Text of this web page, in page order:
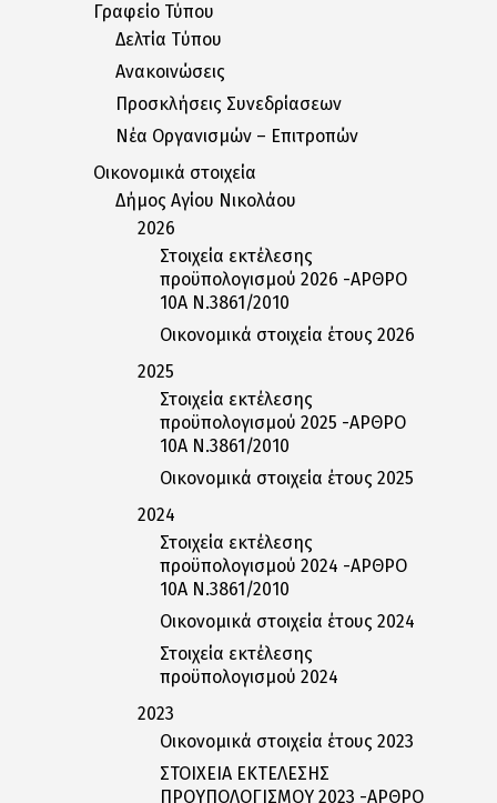
Γραφείο Τύπου
Δελτία Tύπου
Ανακοινώσεις
Προσκλήσεις Συνεδρίασεων
Nέα Oργανισμών – Eπιτροπών
Οικονομικά στοιχεία
Δήμος Αγίου Νικολάου
2026
Στοιχεία εκτέλεσης
προϋπολογισμού 2026 -ΑΡΘΡΟ
10Α Ν.3861/2010
Οικονομικά στοιχεία έτους 2026
2025
Στοιχεία εκτέλεσης
προϋπολογισμού 2025 -ΑΡΘΡΟ
10Α Ν.3861/2010
Οικονομικά στοιχεία έτους 2025
2024
Στοιχεία εκτέλεσης
προϋπολογισμού 2024 -ΑΡΘΡΟ
10Α Ν.3861/2010
Οικονομικά στοιχεία έτους 2024
Στοιχεία εκτέλεσης
προϋπολογισμού 2024
2023
Οικονομικά στοιχεία έτους 2023
ΣΤΟΙΧΕΙΑ ΕΚΤΕΛΕΣΗΣ
ΠΡΟΥΠΟΛΟΓΙΣΜΟΥ 2023 -ΑΡΘΡΟ